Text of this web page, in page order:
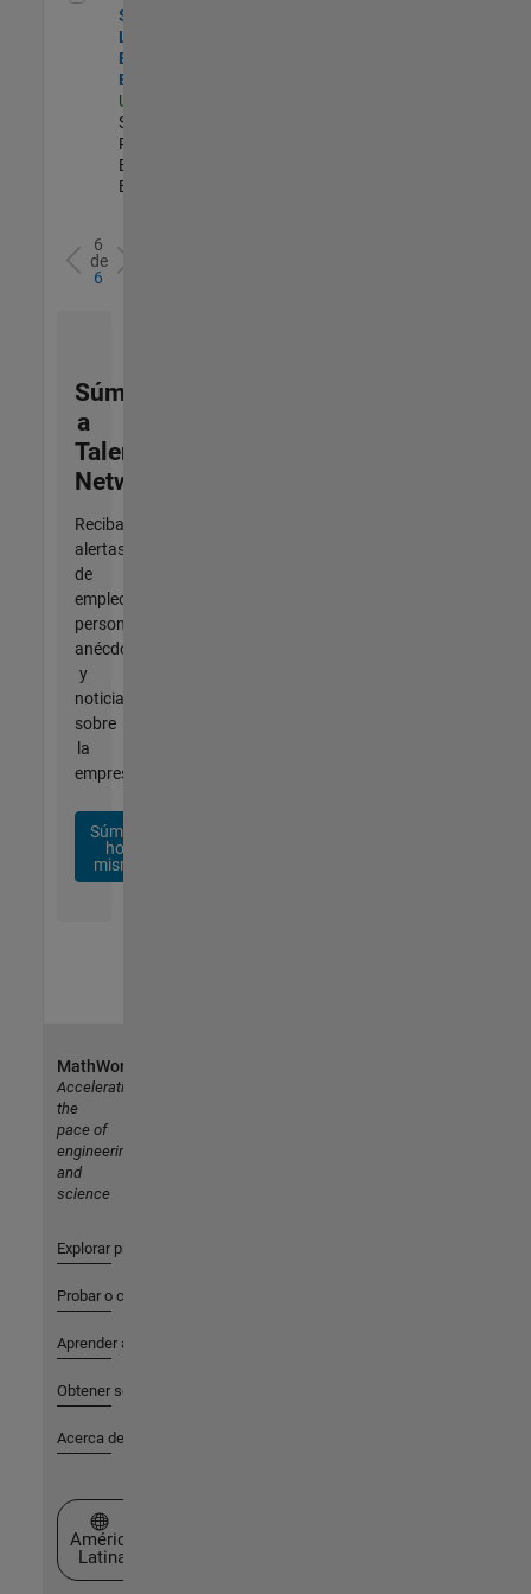
Security
Learning and
Enablement
Engineer
US-MA-Natick
Software
Process
Engineering |
Experimentado
6
de
6
Súmese
a
Talent
Network
Reciba
alertas
de
empleo
personalizadas,
anécdotas
y
noticias
sobre
la
empresa.
Súmese
hoy
mismo
MathWorks
Accelerating
the
pace of
engineering
and
science
Explorar productos
Probar o comprar
Aprender a utilizar
Obtener soporte
Acerca de MathWorks
Seleccione un país/idioma
América
Latina